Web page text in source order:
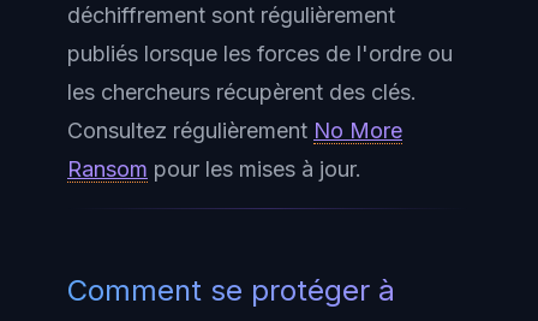
déchiffrement sont régulièrement
publiés lorsque les forces de l'ordre ou
les chercheurs récupèrent des clés.
Consultez régulièrement No More
Ransom pour les mises à jour.
Comment se protéger à